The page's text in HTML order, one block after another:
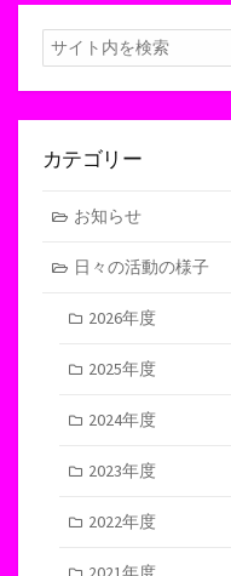
検
索
カテゴリー
お知らせ
日々の活動の様子
2026年度
2025年度
2024年度
2023年度
2022年度